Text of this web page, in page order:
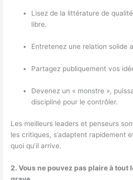
Lisez de la littérature de
libre.
Entretenez une relation solide
Partagez publiquement vos
Devenez un « monstre »,
discipliné pour le contrôler.
Les meilleurs leaders et penseurs
les critiques, s’adaptent rapidement
quoi qu’il arrive.
2. Vous ne pouvez pas plaire à tout